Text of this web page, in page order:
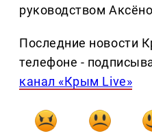
руководством
Последние новости
телефоне -
канал «Крым Live»